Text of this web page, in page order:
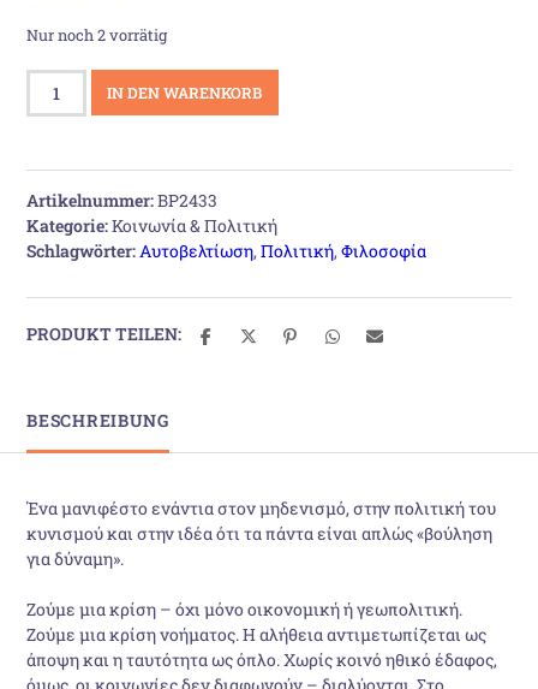
Nur noch 2 vorrätig
Το
Μανιφέστο
IN DEN WARENKORB
Artikelnummer:BP2433
Kategorie:Κοινωνία & Πολιτική
Schlagwörter:Αυτοβελτίωση,Πολιτική,Φιλοσοφία
PRODUKT TEILEN:
BESCHREIBUNG
Ένα μανιφέστο ενάντια στον μηδενισμό, στην πολιτική του
κυνισμού και στην ιδέα ότι τα πάντα είναι απλώς «βούληση
για δύναμη».
Ζούμε μια κρίση – όχι μόνο οικονομική ή γεωπολιτική.
Ζούμε μια κρίση νοήματος. Η αλήθεια αντιμετωπίζεται ως
άποψη και η ταυτότητα ως όπλο. Χωρίς κοινό ηθικό έδαφος,